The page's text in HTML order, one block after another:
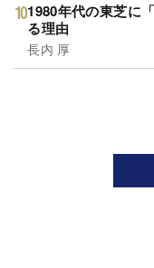
1980年代の東芝に
る理由
長内 厚